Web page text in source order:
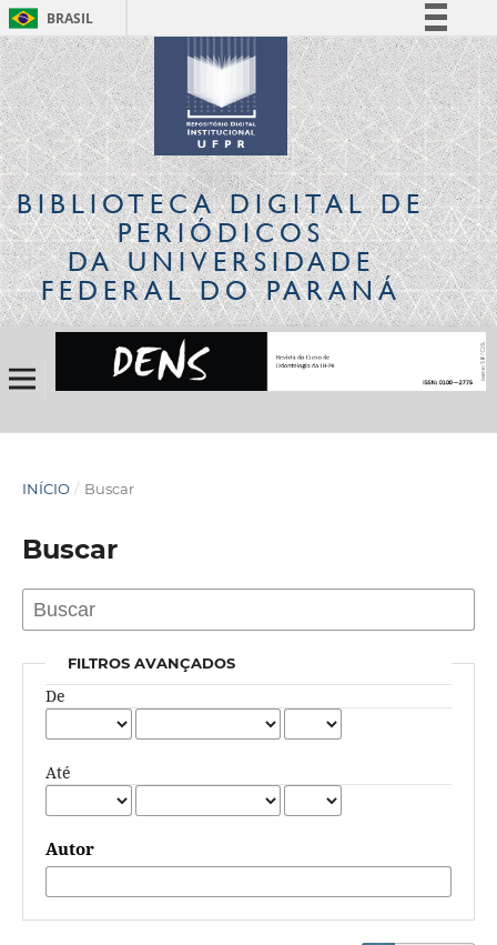
BRASIL
Simplifique!
Comunica BR
Participe
Acesso à informação
Legislação
Canais
BIBLIOTECA DIGITALDE
PERIÓDICOS
DA UNIVERSIDADE
FEDERAL DO PARANÁ
INÍCIO / Buscar
Buscar
FILTROS AVANÇADOS
De
Até
Autor